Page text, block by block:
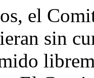
el
sin